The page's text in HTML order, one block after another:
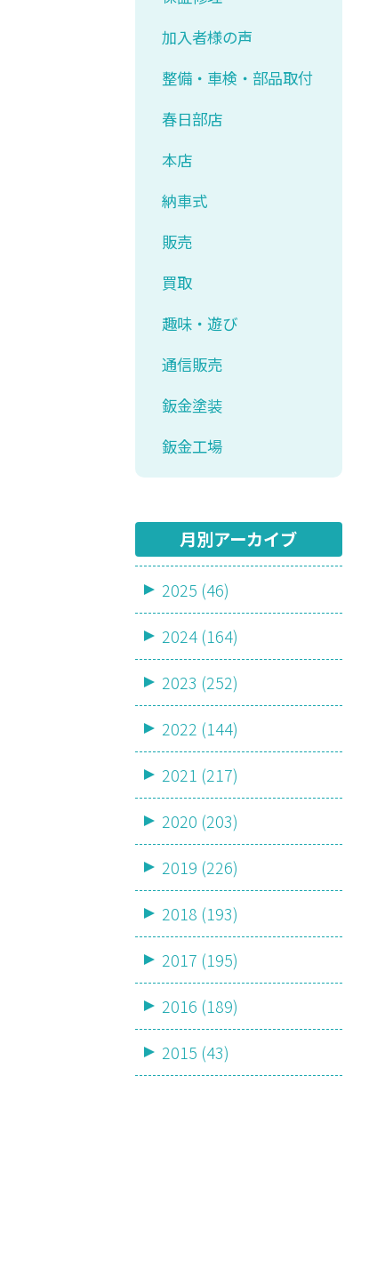
加入者様の声
整備・車検・部品取付
春日部店
本店
納車式
販売
買取
趣味・遊び
通信販売
鈑金塗装
鈑金工場
月別アーカイブ
2025 (46)
2024 (164)
2023 (252)
2022 (144)
2021 (217)
2020 (203)
2019 (226)
2018 (193)
2017 (195)
2016 (189)
2015 (43)